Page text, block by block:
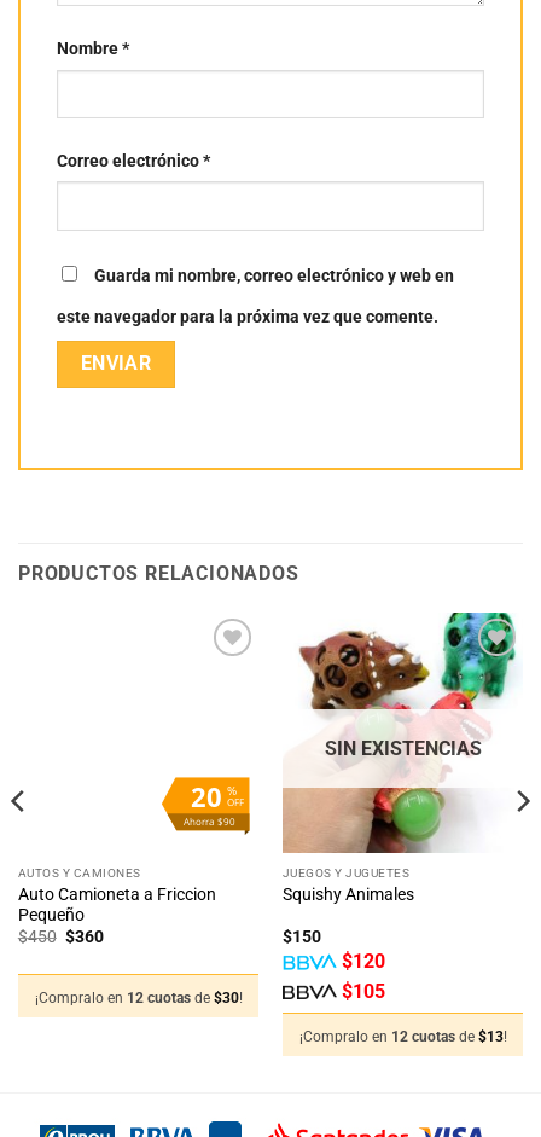
Nombre*
Correo electrónico*
Guarda mi nombre, correo electrónico y web en
este navegador para la próxima vez que comente.
PRODUCTOS RELACIONADOS
%
OFF
20
Ahorra $90
AUTOS Y CAMIONES
Auto Camioneta a Friccion
Pequeño
$450 El
$450.
$360El
$360.
¡Compralo en 12 cuotas de $30!
Añadir
a la
lista
de
deseos
SIN EXISTENCIAS
JUEGOS Y JUGUETES
Squishy Animales
$150
$120
$105
¡Compralo en 12 cuotas de $13!